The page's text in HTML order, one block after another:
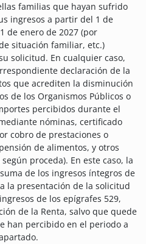
familias que hayan sufrido
ingresos a partir del 1 de
de enero de 2027 (por
situación familiar, etc.)
solicitud. En cualquier caso,
declaración de la
que acrediten la disminución
de los Organismos Públicos o
percibidos durante el
nóminas, certificado
cobro de prestaciones o
de alimentos, y otros
proceda). En este caso, la
de los ingresos íntegros de
la presentación de la solicitud
de los epígrafes 529,
de la Renta, salvo que quede
han percibido en el periodo a